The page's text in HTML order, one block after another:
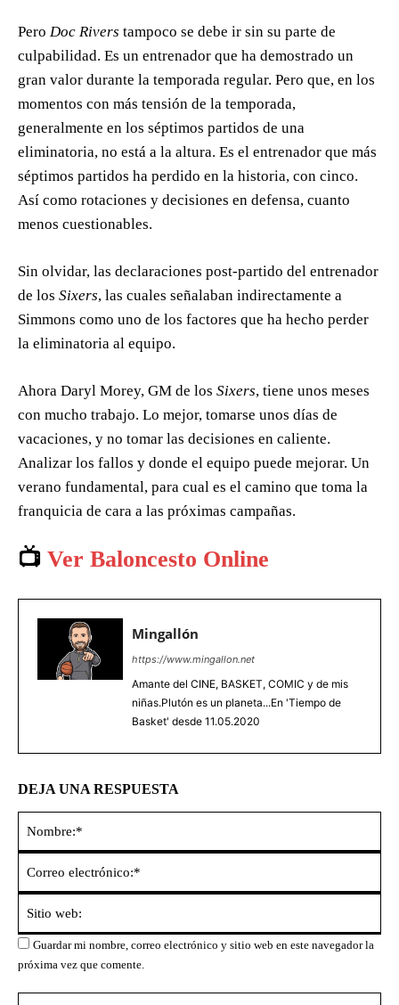
Pero Doc Rivers tampoco se debe ir sin su parte de
culpabilidad. Es un entrenador que ha demostrado un
gran valor durante la temporada regular. Pero que, en los
momentos con más tensión de la temporada,
generalmente en los séptimos partidos de una
eliminatoria, no está a la altura. Es el entrenador que más
séptimos partidos ha perdido en la historia, con cinco.
Así como rotaciones y decisiones en defensa, cuanto
menos cuestionables.
Sin olvidar, las declaraciones post-partido del entrenador
de los Sixers, las cuales señalaban indirectamente a
Simmons como uno de los factores que ha hecho perder
la eliminatoria al equipo.
Ahora Daryl Morey, GM de los Sixers, tiene unos meses
con mucho trabajo. Lo mejor, tomarse unos días de
vacaciones, y no tomar las decisiones en caliente.
Analizar los fallos y donde el equipo puede mejorar. Un
verano fundamental, para cual es el camino que toma la
franquicia de cara a las próximas campañas.
📺 Ver Baloncesto Online
Mingallón
https://www.mingallon.net
Amante del CINE, BASKET, COMIC y de mis
niñas.Plutón es un planeta...En 'Tiempo de
Basket' desde 11.05.2020
DEJA UNA RESPUESTA
Guardar mi nombre, correo electrónico y sitio web en este navegador la
próxima vez que comente.